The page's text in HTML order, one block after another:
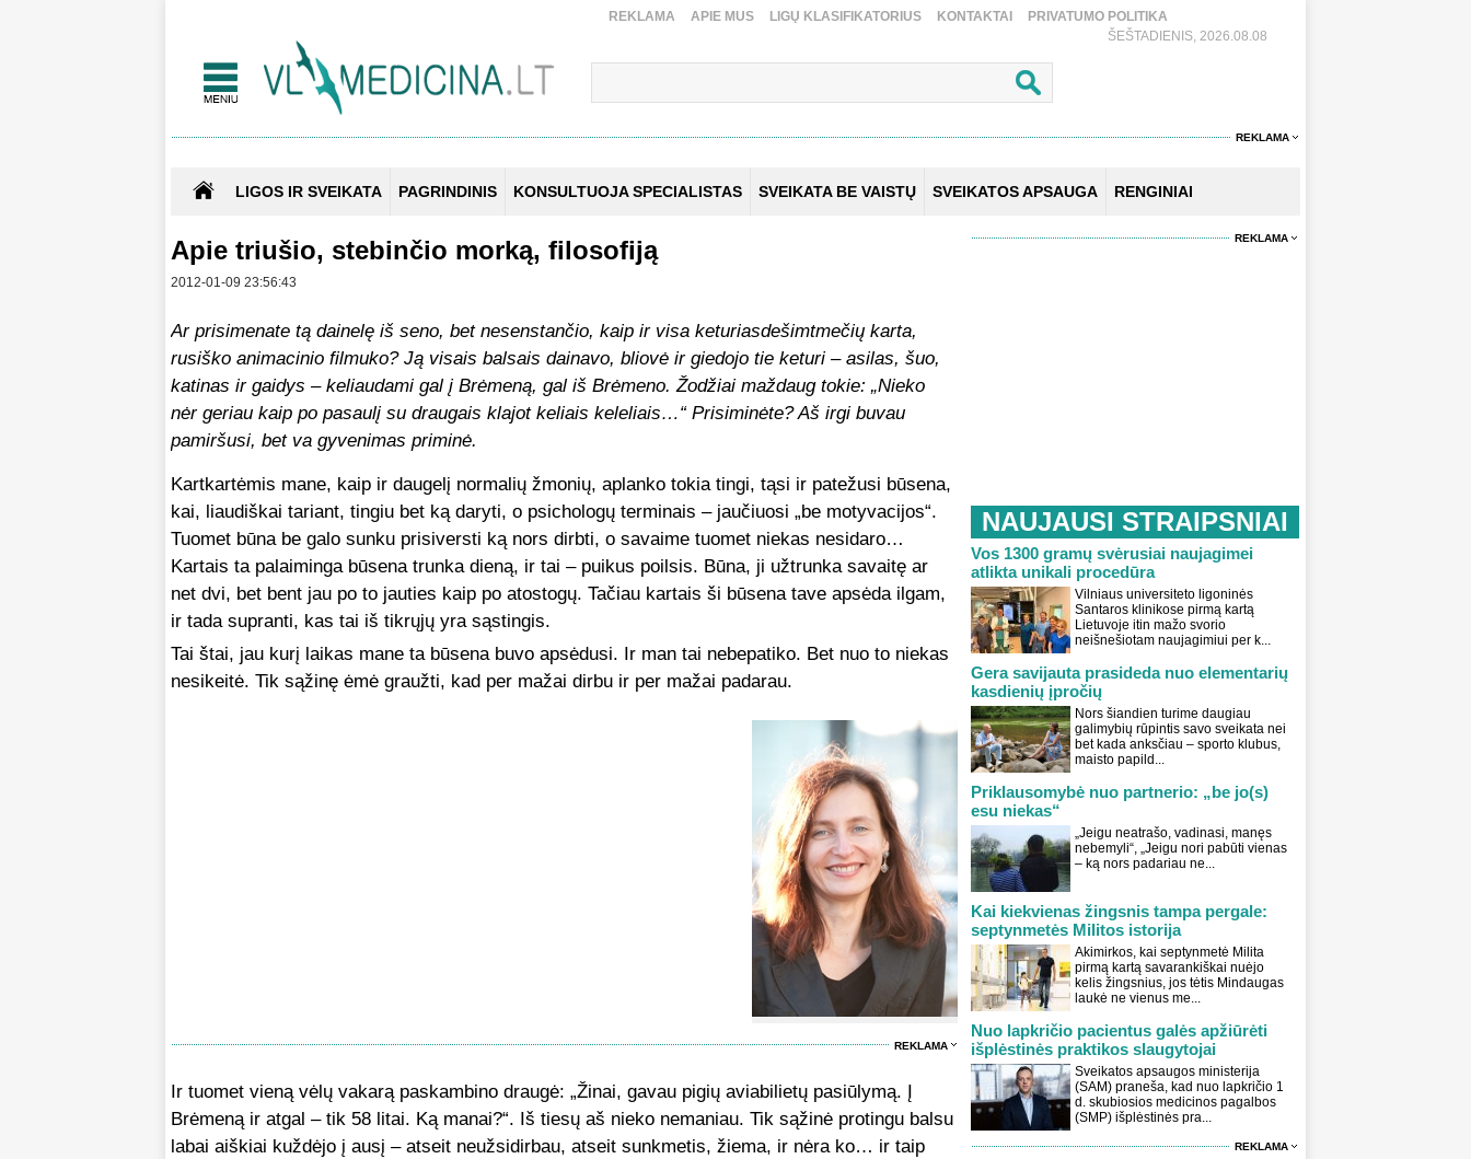
REKLAMA APIE MUS LIGŲ KLASIFIKATORIUS KONTAKTAI
PRIVATUMO POLITIKA
ŠEŠTADIENIS, 2026.08.08
REKLAMA
LIGOS IR SVEIKATA PAGRINDINIS KONSULTUOJA SPECIALISTAS SVEIKATA BE VAISTŲ SVEIKATOS APSAUGA RENGINIAI
Apie triušio, stebinčio morką, filosofiją
2012-01-09 23:56:43
Ar prisimenate tą dainelę iš seno, bet nesenstančio, kaip ir visa keturiasdešimtmečių karta,
rusiško animacinio filmuko? Ją visais balsais dainavo, bliovė ir giedojo tie keturi – asilas, šuo,
katinas ir gaidys – keliaudami gal į Brėmeną, gal iš Brėmeno. Žodžiai maždaug tokie: „Nieko
nėr geriau kaip po pasaulį su draugais klajot keliais keleliais…“ Prisiminėte? Aš irgi buvau
pamiršusi, bet va gyvenimas priminė.
Kartkartėmis mane, kaip ir daugelį normalių žmonių, aplanko tokia tingi, tąsi ir patežusi būsena,
kai, liaudiškai tariant, tingiu bet ką daryti, o psichologų terminais – jaučiuosi „be motyvacijos“.
Tuomet būna be galo sunku prisiversti ką nors dirbti, o savaime tuomet niekas nesidaro…
Kartais ta palaiminga būsena trunka dieną, ir tai – puikus poilsis. Būna, ji užtrunka savaitę ar
net dvi, bet bent jau po to jauties kaip po atostogų. Tačiau kartais ši būsena tave apsėda ilgam,
ir tada supranti, kas tai iš tikrųjų yra sąstingis.
Tai štai, jau kurį laikas mane ta būsena buvo apsėdusi. Ir man tai nebepatiko. Bet nuo to niekas
nesikeitė. Tik sąžinę ėmė graužti, kad per mažai dirbu ir per mažai padarau.
REKLAMA
Ir tuomet vieną vėlų vakarą paskambino draugė: „Žinai, gavau pigių aviabilietų pasiūlymą. Į
Brėmeną ir atgal – tik 58 litai. Ką manai?“. Iš tiesų aš nieko nemaniau. Tik sąžinė protingu balsu
labai aiškiai kuždėjo į ausį – atseit neužsidirbau, atseit sunkmetis, žiema, ir nėra ko… ir taip
REKLAMA
NAUJAUSI STRAIPSNIAI
Vos 1300 gramų svėrusiai naujagimei
atlikta unikali procedūra
Vilniaus universiteto ligoninės
Santaros klinikose pirmą kartą
Lietuvoje itin mažo svorio
neišnešiotam naujagimiui per k...
Gera savijauta prasideda nuo elementarių
kasdienių įpročių
Nors šiandien turime daugiau
galimybių rūpintis savo sveikata nei
bet kada anksčiau – sporto klubus,
maisto papild...
Priklausomybė nuo partnerio: „be jo(s)
esu niekas“
„Jeigu neatrašo, vadinasi, manęs
nebemyli“, „Jeigu nori pabūti vienas
– ką nors padariau ne...
Kai kiekvienas žingsnis tampa pergale:
septynmetės Militos istorija
Akimirkos, kai septynmetė Milita
pirmą kartą savarankiškai nuėjo
kelis žingsnius, jos tėtis Mindaugas
laukė ne vienus me...
Nuo lapkričio pacientus galės apžiūrėti
išplėstinės praktikos slaugytojai
Sveikatos apsaugos ministerija
(SAM) praneša, kad nuo lapkričio 1
d. skubiosios medicinos pagalbos
(SMP) išplėstinės pra...
REKLAMA